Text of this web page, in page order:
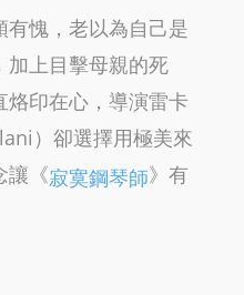
有愧，老以為自己是
加上目擊母親的死
印在心，導演雷卡
）卻選擇用極美來
讓《寂寞鋼琴師》有